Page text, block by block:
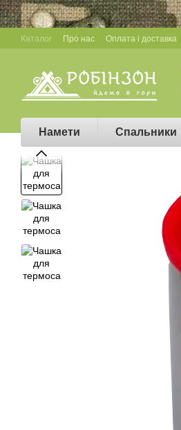
Перейти до основного контенту
Каталог Про нас Оплата і доставка
Намети Спальники